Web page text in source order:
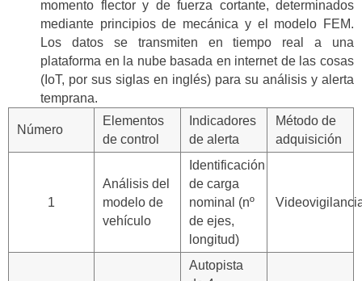
momento flector y de fuerza cortante, determinados
mediante principios de mecánica y el modelo FEM.
Los datos se transmiten en tiempo real a una
plataforma en la nube basada en internet de las cosas
(IoT, por sus siglas en inglés) para su análisis y alerta
temprana.
Número
Elementos
de control
Indicadores
de alerta
Método de
adquisición
1
Análisis del
modelo de
vehículo
Identificación
de carga
nominal (nº
de ejes,
longitud)
Autopista